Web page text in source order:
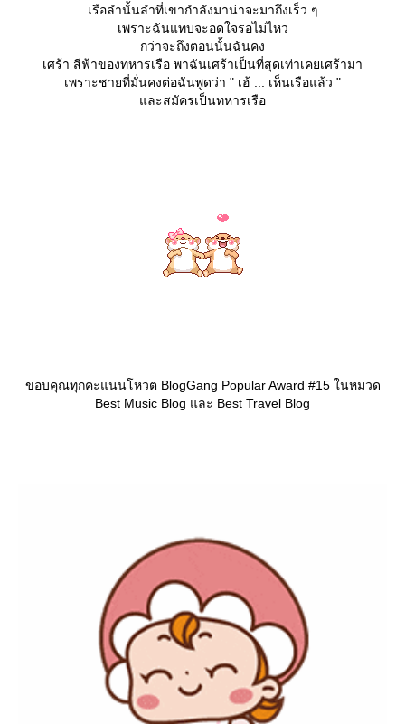
เรือลำนั้นลำที่เขากำลังมาน่าจะมาถึงเร็ว ๆ
เพราะฉันแทบจะอดใจรอไม่ไหว
กว่าจะถึงตอนนั้นฉันคง
เศร้า สีฟ้าของทหารเรือ พาฉันเศร้าเป็นที่สุดเท่าเคยเศร้ามา
เพราะชายที่มั่นคงต่อฉันพูดว่า " เฮ้ ... เห็นเรือแล้ว "
ละสมัครเป็นทหารเรือ
ขอบคุณทุกคะแนนโหวต BlogGang Popular Award #15 ในหมวด
Best Music Blog และ Best Travel Blog